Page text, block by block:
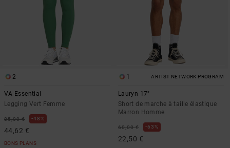
2
VA Essential
Legging Vert Femme
85,00 € 48%
44,62 €
BONS PLANS
1 ARTIST NETWORK PROGRAM
Lauryn 17"
Short de marche à taille élastique
Marron Homme
60,00 € 63%
22,50 €